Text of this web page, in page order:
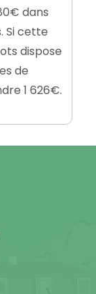
dans
Si cette
dispose
de
1 626€.